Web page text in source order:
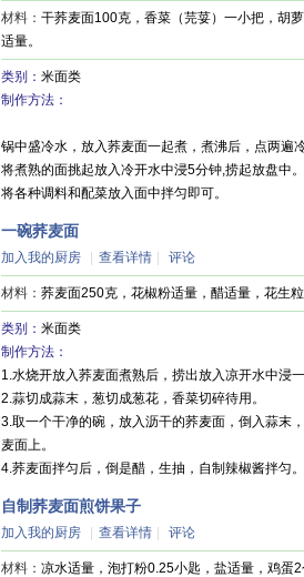
材料： 干荞麦面100克，香菜（芫荽）一小把，胡
适量。
类别： 米面类
制作方法：
锅中盛冷水，放入荞麦面一起煮，煮沸后，点两遍
将煮熟的面挑起放入冷开水中浸5分钟,捞起放盘中。
将各种调料和配菜放入面中拌匀即可。
一碗荞麦面
加入我的厨房 查看详情 评论
材料： 荞麦面250克，花椒粉适量，醋适量，花生
类别： 米面类
制作方法：
1.水烧开放入荞麦面煮熟后，捞出放入凉开水中浸
2.蒜切成蒜末，葱切成葱花，香菜切碎待用。
3.取一个干净的碗，放入沥干的荞麦面，倒入蒜末
麦面上。
4.荞麦面拌匀后，倒是醋，生抽，自制辣椒酱拌匀
自制荞麦面煎饼果子
加入我的厨房 查看详情 评论
材料： 凉水适量，泡打粉0.25小匙，盐适量，鸡蛋